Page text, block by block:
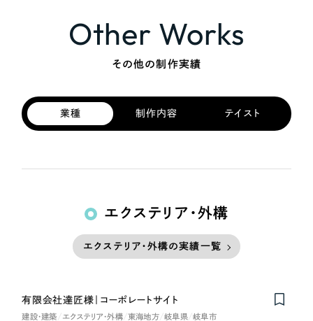
Other Works
その他の制作実績
業種 制作内容 テイスト
エクステリア・外構
エクステリア・外構の実績一覧
有限会社達匠様｜コーポレートサイト
建設・建築 エクステリア・外構 東海地方 岐阜県 岐阜市